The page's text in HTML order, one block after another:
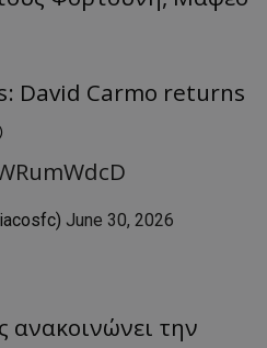
David Carmo returns
June 30, 2026
την